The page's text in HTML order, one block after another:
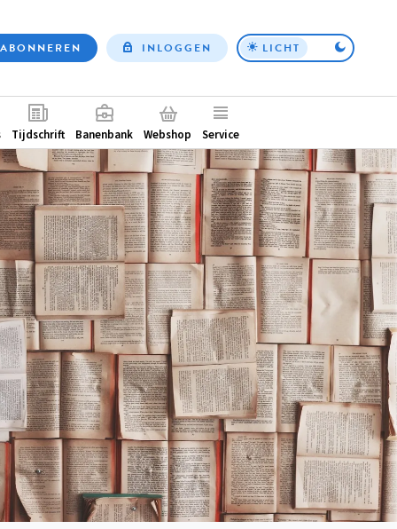
Top
ABONNEREN INLOGGEN LICHT
Tijdschrift Banenbank Webshop Service